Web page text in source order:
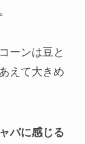
ーンは豆と
えて大きめ
バに感じる